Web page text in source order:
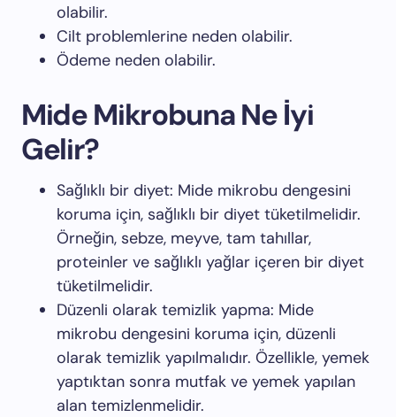
olabilir.
Cilt problemlerine neden olabilir.
Ödeme neden olabilir.
Mide Mikrobuna Ne İyi
Gelir?
Sağlıklı bir diyet: Mide mikrobu dengesini
koruma için, sağlıklı bir diyet tüketilmelidir.
Örneğin, sebze, meyve, tam tahıllar,
proteinler ve sağlıklı yağlar içeren bir diyet
tüketilmelidir.
Düzenli olarak temizlik yapma: Mide
mikrobu dengesini koruma için, düzenli
olarak temizlik yapılmalıdır. Özellikle, yemek
yaptıktan sonra mutfak ve yemek yapılan
alan temizlenmelidir.